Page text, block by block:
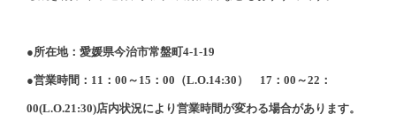
●所在地：愛媛県今治市常盤町4-1-19
●営業時間：11：00～15：00（L.O.14:30） 17：00～22：
00(L.O.21:30)店内状況により営業時間が変わる場合があります。